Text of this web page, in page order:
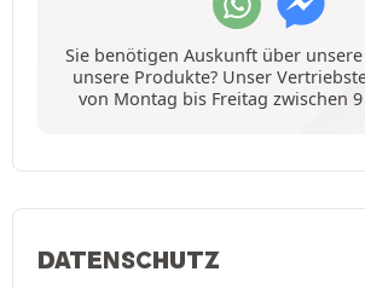
Sie benötigen Auskunft über
unsere Produkte? Unser
von Montag bis Freitag zwischen
DATENSCHUTZ